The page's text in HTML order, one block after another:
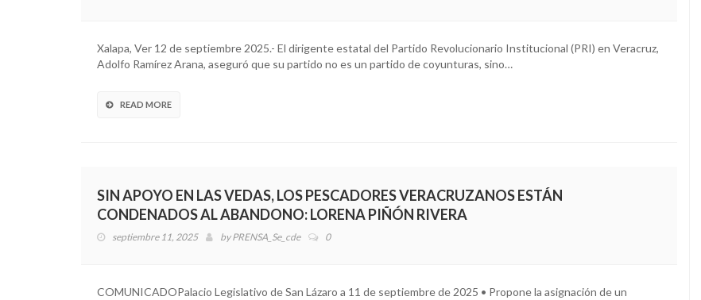
Xalapa, Ver 12 de septiembre 2025.- El dirigente estatal del Partido Revolucionario Institucional (PRI) en Veracruz,
Adolfo Ramírez Arana, aseguró que su partido no es un partido de coyunturas, sino…
READ MORE
SIN APOYO EN LAS VEDAS, LOS PESCADORES VERACRUZANOS ESTÁN
CONDENADOS AL ABANDONO: LORENA PIÑÓN RIVERA
septiembre 11, 2025 byPRENSA_Se_cde 0
COMUNICADOPalacio Legislativo de San Lázaro a 11 de septiembre de 2025 • Propone la asignación de un